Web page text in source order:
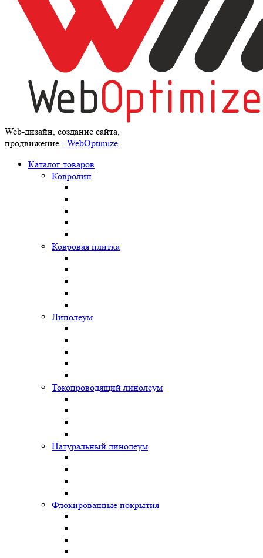
Web-дизайн, создание сайта,
продвижение - WebOptimize
Каталог товаров
Ковролин
Ковровая плитка
Линолеум
Токопроводящий линолеум
Натуральный линолеум
Флокированные покрытия